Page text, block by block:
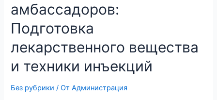
амбассадоров:
Подготовка
лекарственного вещества
и техники инъекций
Без рубрики / От Администрация